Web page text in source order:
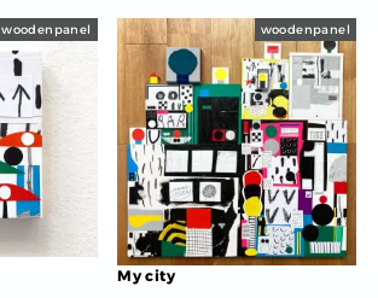
woodenpanel woodenpanel
My city